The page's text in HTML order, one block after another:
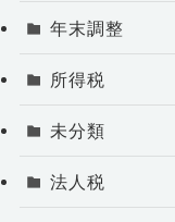
年末調整
所得税
未分類
法人税